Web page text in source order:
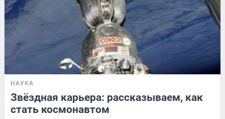
НАУКА
Звёздная карьера: рассказываем, как
стать космонавтом